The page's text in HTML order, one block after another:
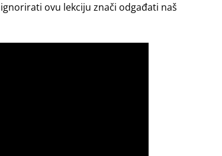
ignorirati ovu lekciju znači odgađati naš